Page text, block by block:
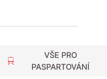
VŠE PRO
PASPARTOVÁNÍ